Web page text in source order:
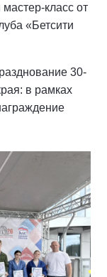
класс от
«Бетсити
30-
в рамках